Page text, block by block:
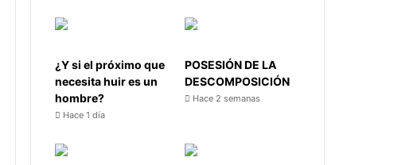
¿Y si el próximo que
necesita huir es un
hombre?
Hace 1 día
POSESIÓN DE LA
DESCOMPOSICIÓN
Hace 2 semanas